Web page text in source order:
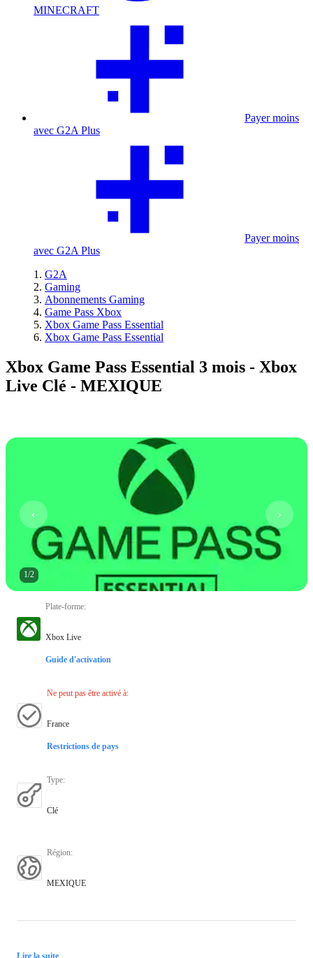
MINECRAFT
Payer moins
avec G2A Plus
Payer moins
avec G2A Plus
G2A
Gaming
Abonnements Gaming
Game Pass Xbox
Xbox Game Pass Essential
Xbox Game Pass Essential
Xbox Game Pass Essential 3 mois - Xbox
Live Clé - MEXIQUE
1/2
Plate-forme:
Xbox Live
Guide d'activation
Ne peut pas être activé à:
France
Restrictions de pays
Type:
Clé
Région:
MEXIQUE
Lire la suite